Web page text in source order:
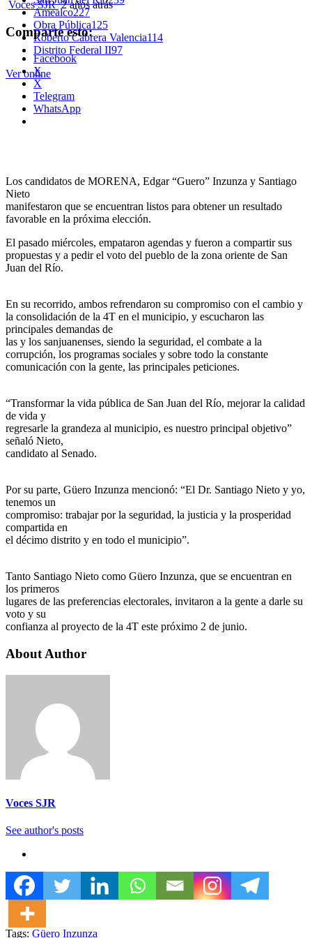
Amealco227
Obra Pública125
Roberto Cabrera Valencia114
Distrito Federal II97
Ver online
Voces SJR2 años atrás
Comparte esto:
Facebook
X
X
Telegram
WhatsApp
Los candidatos de MORENA, Edgar “Guero” Inzunza y Santiago
Nieto
manifestaron que se encuentran listos para obtener un resultado
favorable en la próxima elección.
El pasado miércoles, empataron agendas y fueron a compartir sus
propuestas y a pedir el voto del pueblo de la zona oriente de San
Juan del Río.
En su recorrido, ambos refrendaron su compromiso con el cambio y
la consolidación de la 4T en el municipio, y escucharon las
principales demandas de
las y los sanjuanenses, siendo la seguridad, el combate a la
corrupción, los programas sociales y sobre todo la constante
comunicación con la gente, las principales peticiones.
“Transformar la vida pública de San Juan del Río, mejorar la calidad
de vida y
regresarle la grandeza al municipio, es nuestro principal objetivo”
señaló Nieto,
candidato al Senado.
Por su parte, Güero Inzunza mencionó: “El Dr. Santiago Nieto y yo,
tenemos un
compromiso: trabajar por la seguridad, la justicia y la prosperidad
compartida en
el décimo distrito y en todo el municipio”.
Tanto Santiago Nieto como Güero Inzunza, que se encuentran en
los primeros
lugares de las preferencias electorales, invitaron a la gente a darle su
voto y su
confianza al proyecto de la 4T este próximo 2 de junio.
About Author
Voces SJR
See author's posts
Tags: Güero Inzunza